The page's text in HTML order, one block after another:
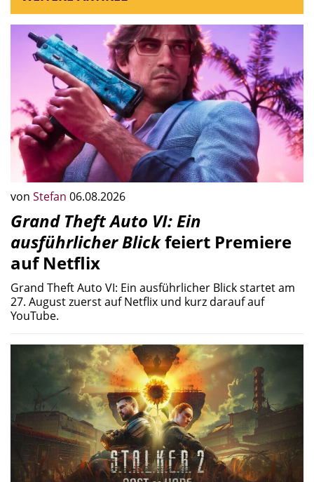
von Stefan 06.08.2026
Grand Theft Auto VI: Ein
ausführlicher Blickfeiert Premiere
auf Netflix
Grand Theft Auto VI: Ein ausführlicher Blick startet am
27. August zuerst auf Netflix und kurz darauf auf
YouTube.